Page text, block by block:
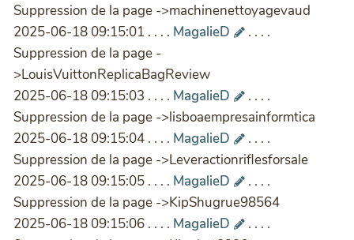
Suppression de la page ->machinenettoyagevaud
2025-06-18 09:15:01 . . . . MagalieD
. . . .
Suppression de la page -
>LouisVuittonReplicaBagReview
2025-06-18 09:15:03 . . . . MagalieD
. . . .
Suppression de la page ->lisboaempresainformtica
2025-06-18 09:15:04 . . . . MagalieD
. . . .
Suppression de la page ->Leveractionriflesforsale
2025-06-18 09:15:05 . . . . MagalieD
. . . .
Suppression de la page ->KipShugrue98564
2025-06-18 09:15:06 . . . . MagalieD
. . . .